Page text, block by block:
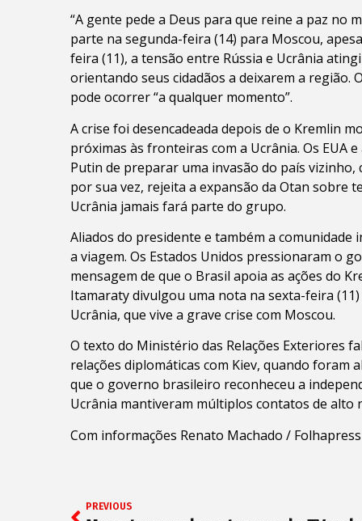
“A gente pede a Deus para que reine a paz no
parte na segunda-feira (14) para Moscou,
feira (11), a tensão entre Rússia e Ucrânia
orientando seus cidadãos a deixarem a região.
pode ocorrer “a qualquer momento”.
A crise foi desencadeada depois de o Kremlin
próximas às fronteiras com a Ucrânia. Os EUA
Putin de preparar uma invasão do país vizinho,
por sua vez, rejeita a expansão da Otan sobre
Ucrânia jamais fará parte do grupo.
Aliados do presidente e também a
a viagem. Os Estados Unidos pressionaram o
mensagem de que o Brasil apoia as ações do
Itamaraty divulgou uma nota na sexta-feira
Ucrânia, que vive a grave crise com Moscou.
O texto do Ministério das Relações Exteriores
relações diplomáticas com Kiev, quando foram
que o governo brasileiro reconheceu a
Ucrânia mantiveram múltiplos contatos de alto
Com informações Renato Machado / Folhapress
PREVIOUS